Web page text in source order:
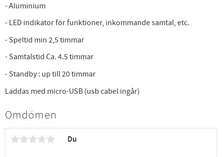
- Aluminium
- LED indikator för funktioner, inkommande samtal, etc.
- Speltid min 2,5 timmar
- Samtalstid Ca. 4.5 timmar
- Standby : up till 20 timmar
Laddas med micro-USB (usb cabel ingår)
Omdömen
Du